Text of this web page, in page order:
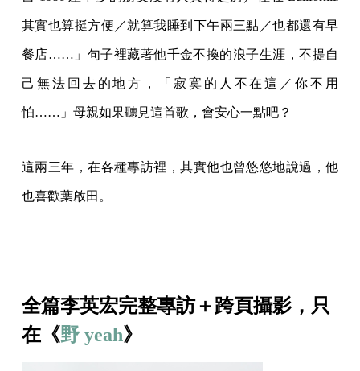
其實也算挺方便／就算我睡到下午兩三點／也都還有早
餐店……」句子裡藏著他千金不換的浪子生涯，不提自
己無法回去的地方，「寂寞的人不在這／你不用
怕……」母親如果聽見這首歌，會安心一點吧？
這兩三年，在各種專訪裡，其實他也曾悠悠地說過，他
也喜歡葉啟田。
全篇李英宏完整專訪＋跨頁攝影，只
在《野 yeah》